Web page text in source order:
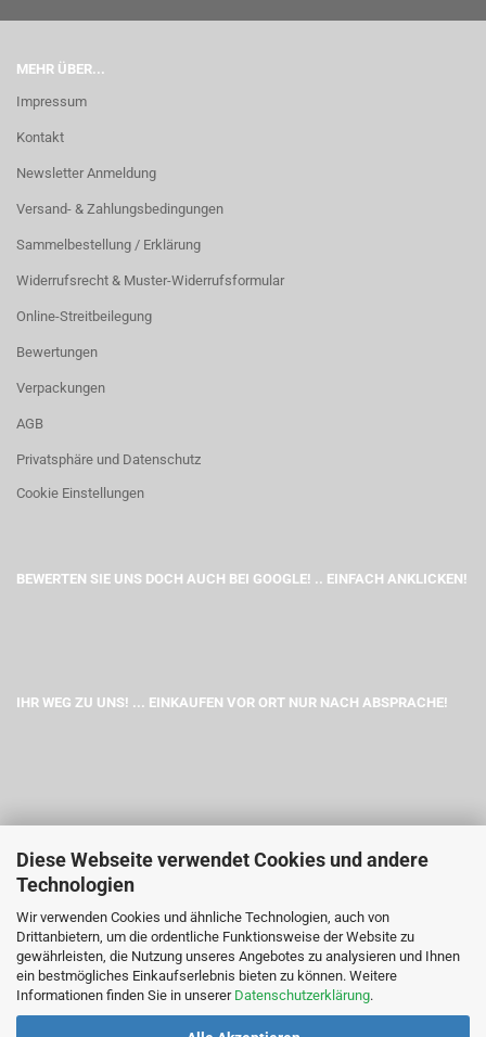
Diese Webseite verwendet Cookies und andere
Technologien
Wir verwenden Cookies und ähnliche Technologien, auch von
Drittanbietern, um die ordentliche Funktionsweise der Website zu
gewährleisten, die Nutzung unseres Angebotes zu analysieren und Ihnen
ein bestmögliches Einkaufserlebnis bieten zu können. Weitere
Informationen finden Sie in unserer Datenschutzerklärung.
MEHR ÜBER...
Impressum
Kontakt
Newsletter Anmeldung
Versand- & Zahlungsbedingungen
Sammelbestellung / Erklärung
Widerrufsrecht & Muster-Widerrufsformular
Online-Streitbeilegung
Bewertungen
Verpackungen
AGB
Privatsphäre und Datenschutz
Cookie Einstellungen
BEWERTEN SIE UNS DOCH AUCH BEI GOOGLE! .. EINFACH ANKLICKEN!
IHR WEG ZU UNS! ... EINKAUFEN VOR ORT NUR NACH ABSPRACHE!